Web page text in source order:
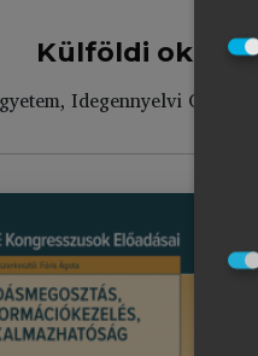
Külföldi
Idegennyelvi